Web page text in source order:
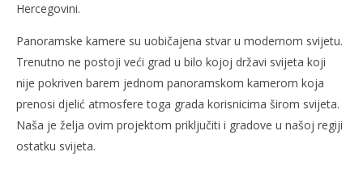
Hercegovini.
Panoramske kamere su uobičajena stvar u modernom svijetu.
Trenutno ne postoji veći grad u bilo kojoj državi svijeta koji
nije pokriven barem jednom panoramskom kamerom koja
prenosi djelić atmosfere toga grada korisnicima širom svijeta.
Naša je želja ovim projektom priključiti i gradove u našoj regiji
ostatku svijeta.